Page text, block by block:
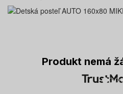
Produkt nemá